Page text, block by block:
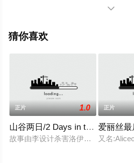
免费观看高清无删减完整版电影大
解。

猜你喜欢
正片 1.0
山谷两日/2 Days in the Valley
故事由李设计杀害洛伊诈骗保险金展
正片
爱丽丝
又名